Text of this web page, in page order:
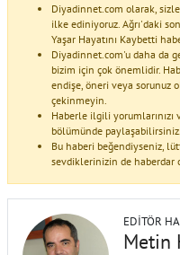
Diyadinnet.com olarak,
ilke ediniyoruz. Ağrı'daki
Yaşar Hayatını Kaybetti
Diyadinnet.com'u daha da
bizim için çok önemlidir.
endişe, öneri veya sorunuz
çekinmeyin.
Haberle ilgili yorumlarınızı
bölümünde paylaşabilirsiniz.
Bu haberi beğendiyseniz,
sevdiklerinizin de haberdar
EDITÖR
Metin